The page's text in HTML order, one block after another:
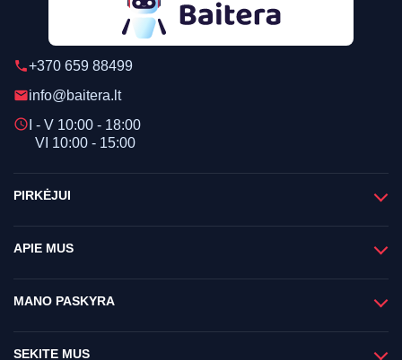
phone+370 659 88499
emailinfo@baitera.lt
schedule I - V 10:00 - 18:00
VI 10:00 - 15:00
PIRKĖJUI
APIE MUS
MANO PASKYRA
SEKITE MUS